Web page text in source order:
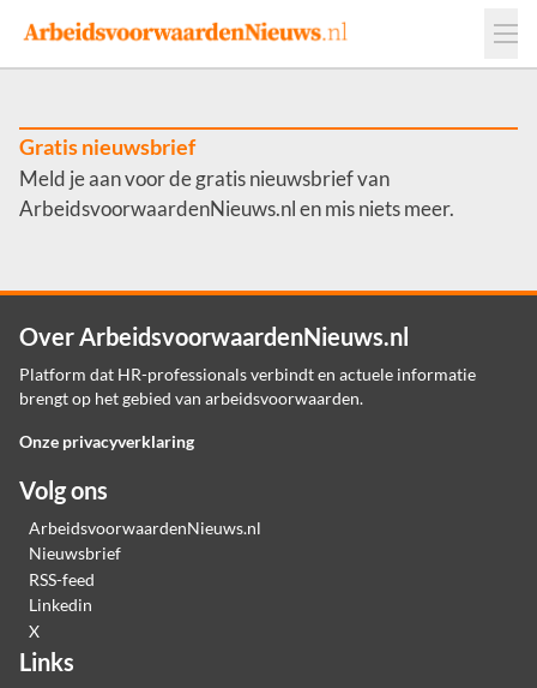
Events
Adverteren
Werkgevers
Contact
Gratis nieuwsbrief
Meld je aan voor de gratis nieuwsbrief van
ArbeidsvoorwaardenNieuws.nl en mis niets meer.
Over ArbeidsvoorwaardenNieuws.nl
Platform dat HR-professionals verbindt en actuele informatie
brengt op het gebied van arbeidsvoorwaarden.
Onze privacyverklaring
Volg ons
ArbeidsvoorwaardenNieuws.nl
Nieuwsbrief
RSS-feed
Linkedin
X
Links